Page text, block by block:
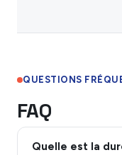
QUESTIONS
FAQ
Quelle est la